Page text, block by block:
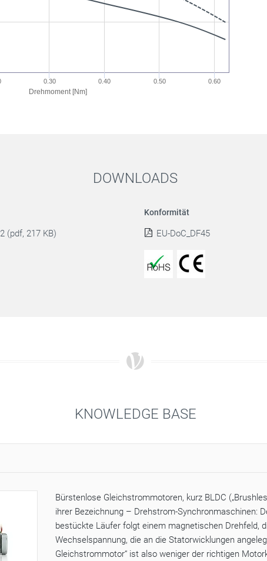
Drehmoment [Nm]
0.30 0.40 0.50 0.60
DOWNLOADS
(pdf, 217 KB)
Konformität
EU-DoC_DF45
KNOWLEDGE BASE
Bürstenlose Gleichstrommotoren, kurz BLDC
ihrer Bezeichnung – Drehstrom-Synchronmaschinen:
bestückte Läufer folgt einem magnetischen Drehfeld,
Wechselspannung, die an die Statorwicklungen
Gleichstrommotor“ ist also weniger der richtigen